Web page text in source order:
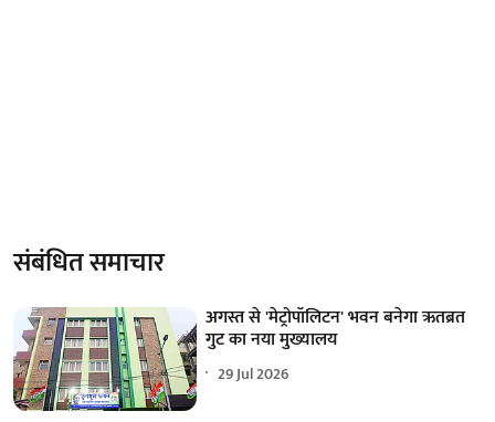
संबंधित समाचार
अगस्त से 'मेट्रोपॉलिटन' भवन बनेगा ऋतब्रत
गुट का नया मुख्यालय
29 Jul 2026